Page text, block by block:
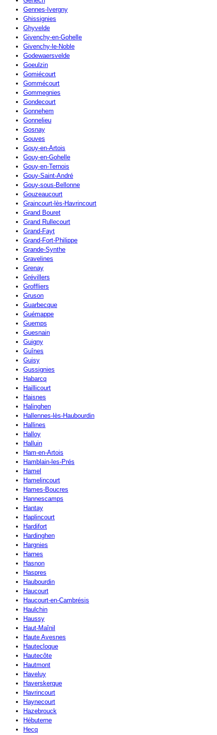
Gennes-Ivergny
Ghissignies
Ghyvelde
Givenchy-en-Gohelle
Givenchy-le-Noble
Godewaersvelde
Goeulzin
Gomiécourt
Gommécourt
Gommegnies
Gondecourt
Gonnehem
Gonnelieu
Gosnay
Gouves
Gouy-en-Artois
Gouy-en-Gohelle
Gouy-en-Ternois
Gouy-Saint-André
Gouy-sous-Bellonne
Gouzeaucourt
Graincourt-lès-Havrincourt
Grand Bouret
Grand Rullecourt
Grand-Fayt
Grand-Fort-Philippe
Grande-Synthe
Gravelines
Grenay
Grévillers
Groffliers
Gruson
Guarbecque
Guémappe
Guemps
Guesnain
Guigny
Guînes
Guisy
Gussignies
Habarcq
Haillicourt
Haisnes
Halinghen
Hallennes-lès-Haubourdin
Hallines
Halloy
Halluin
Ham-en-Artois
Hamblain-les-Prés
Hamel
Hamelincourt
Hames-Boucres
Hannescamps
Hantay
Haplincourt
Hardifort
Hardinghen
Hargnies
Harnes
Hasnon
Haspres
Haubourdin
Haucourt
Haucourt-en-Cambrésis
Haulchin
Haussy
Haut-Maînil
Haute Avesnes
Hautecloque
Hautecôte
Hautmont
Haveluy
Haverskerque
Havrincourt
Haynecourt
Hazebrouck
Hébuterne
Hecq